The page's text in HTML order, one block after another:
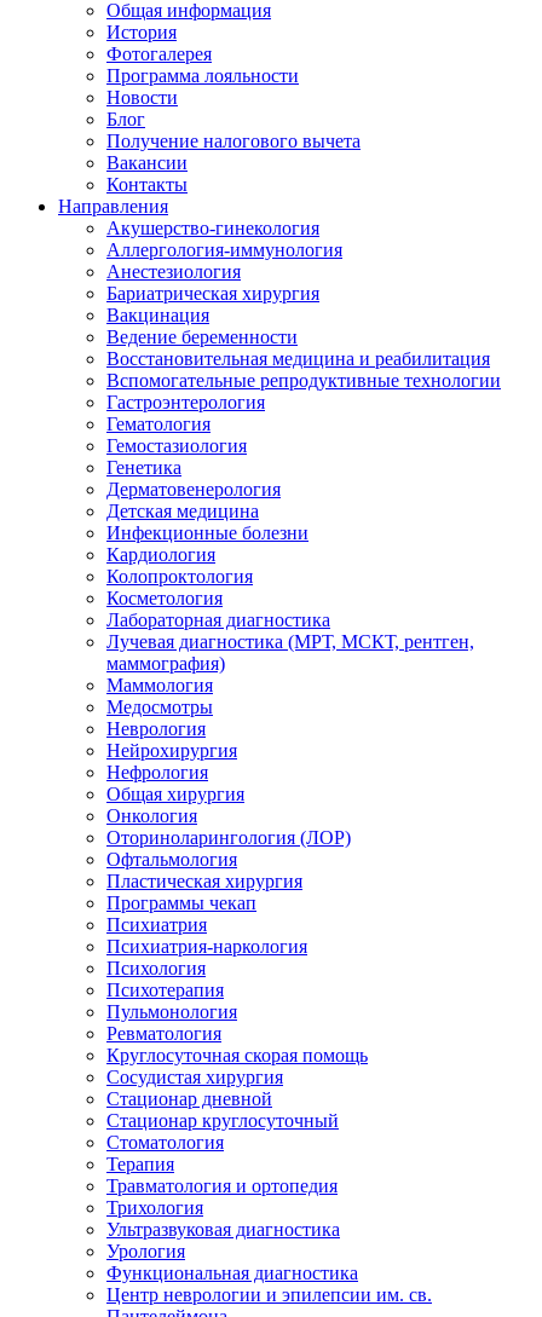
Общая информация
История
Фотогалерея
Программа лояльности
Новости
Блог
Получение налогового вычета
Вакансии
Контакты
Направления
Акушерство-гинекология
Аллергология-иммунология
Анестезиология
Бариатрическая хирургия
Вакцинация
Ведение беременности
Восстановительная медицина и реабилитация
Вспомогательные репродуктивные технологии
Гастроэнтерология
Гематология
Гемостазиология
Генетика
Дерматовенерология
Детская медицина
Инфекционные болезни
Кардиология
Колопроктология
Косметология
Лабораторная диагностика
Лучевая диагностика (МРТ, МСКТ, рентген,
маммография)
Маммология
Медосмотры
Неврология
Нейрохирургия
Нефрология
Общая хирургия
Онкология
Оториноларингология (ЛОР)
Офтальмология
Пластическая хирургия
Программы чекап
Психиатрия
Психиатрия-наркология
Психология
Психотерапия
Пульмонология
Ревматология
Круглосуточная скорая помощь
Сосудистая хирургия
Стационар дневной
Стационар круглосуточный
Стоматология
Терапия
Травматология и ортопедия
Трихология
Ультразвуковая диагностика
Урология
Функциональная диагностика
Центр неврологии и эпилепсии им. св.